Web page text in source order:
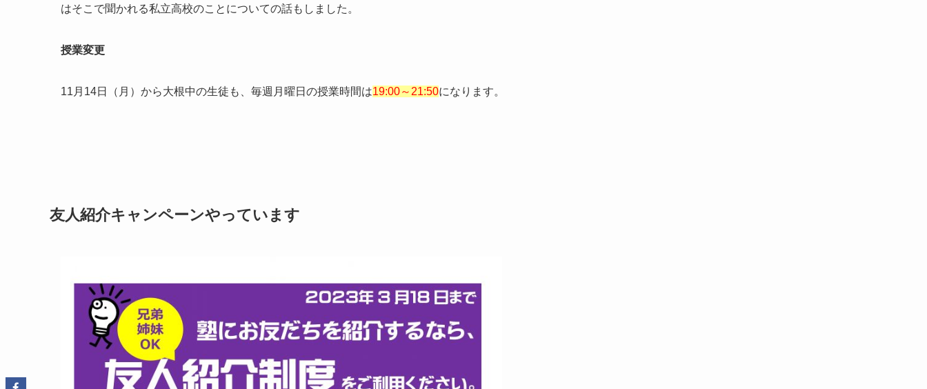
はそこで聞かれる私立高校のことについての話もしました。
授業変更
11月14日（月）から大根中の生徒も、毎週月曜日の授業時間は19:00～21:50になります。
友人紹介キャンペーンやっています